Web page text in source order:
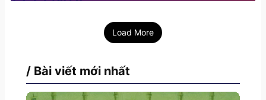
Load More
/ Bài viết mới nhất